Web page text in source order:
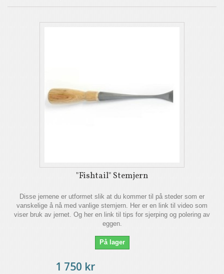
"Fishtail" Stemjern
Disse jernene er utformet slik at du kommer til på steder som er
vanskelige å nå med vanlige stemjern. Her er en link til video som
viser bruk av jernet. Og her en link til tips for sjerping og polering av
eggen.
På lager
1 750 kr